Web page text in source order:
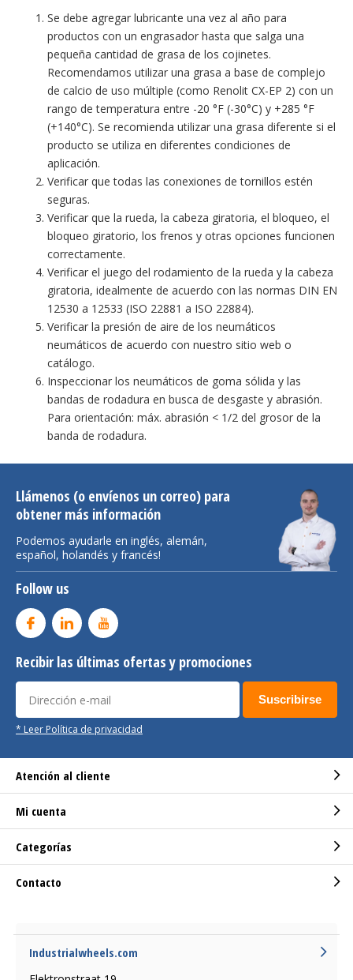
Se debe agregar lubricante una vez al año para
productos con un engrasador hasta que salga una
pequeña cantidad de grasa de los cojinetes.
Recomendamos utilizar una grasa a base de complejo
de calcio de uso múltiple (como Renolit CX-EP 2) con un
rango de temperatura entre -20 °F (-30°C) y +285 °F
(+140°C). Se recomienda utilizar una grasa diferente si el
producto se utiliza en diferentes condiciones de
aplicación.
Verificar que todas las conexiones de tornillos estén
seguras.
Verificar que la rueda, la cabeza giratoria, el bloqueo, el
bloqueo giratorio, los frenos y otras opciones funcionen
correctamente.
Verificar el juego del rodamiento de la rueda y la cabeza
giratoria, idealmente de acuerdo con las normas DIN EN
12530 a 12533 (ISO 22881 a ISO 22884).
Verificar la presión de aire de los neumáticos
neumáticos de acuerdo con nuestro sitio web o
catálogo.
Inspeccionar los neumáticos de goma sólida y las
bandas de rodadura en busca de desgaste y abrasión.
Para orientación: máx. abrasión < 1/2 del grosor de la
banda de rodadura.
Llámenos (o envíenos un correo) para
obtener más información
Podemos ayudarle en inglés, alemán,
español, holandés y francés!
Follow us
Recibir las últimas ofertas y promociones
Suscribirse
* Leer Política de privacidad
Atención al cliente
Mi cuenta
Categorías
Contacto
Industrialwheels.com